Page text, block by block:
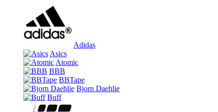
Adidas
Asics
Atomic
BBB
BBTape
Bjorn Daehlie
Buff